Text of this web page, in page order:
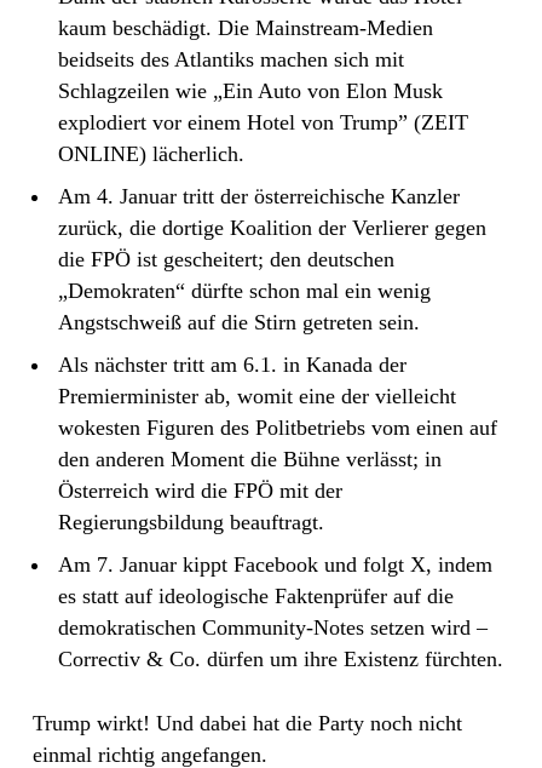
kaum beschädigt. Die Mainstream-Medien
beidseits des Atlantiks machen sich mit
Schlagzeilen wie „Ein Auto von Elon Musk
explodiert vor einem Hotel von Trump” (ZEIT
ONLINE) lächerlich.
Am 4. Januar tritt der österreichische Kanzler
zurück, die dortige Koalition der Verlierer gegen
die FPÖ ist gescheitert; den deutschen
„Demokraten“ dürfte schon mal ein wenig
Angstschweiß auf die Stirn getreten sein.
Als nächster tritt am 6.1. in Kanada der
Premierminister ab, womit eine der vielleicht
wokesten Figuren des Politbetriebs vom einen auf
den anderen Moment die Bühne verlässt; in
Österreich wird die FPÖ mit der
Regierungsbildung beauftragt.
Am 7. Januar kippt Facebook und folgt X, indem
es statt auf ideologische Faktenprüfer auf die
demokratischen Community-Notes setzen wird –
Correctiv & Co. dürfen um ihre Existenz fürchten.
Trump wirkt! Und dabei hat die Party noch nicht
einmal richtig angefangen.